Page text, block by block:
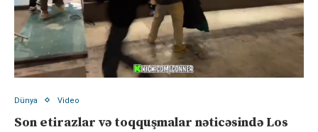
Dünya Video
Son etirazlar və toqquşmalar nəticəsində Los